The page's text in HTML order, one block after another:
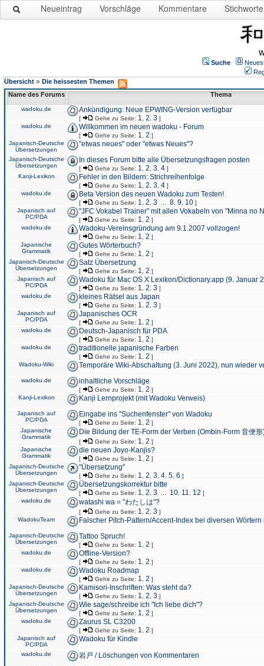
Neueintrag Vorschläge Kommentare Stichworte
Suche
Übersicht » Die heissesten Themen
Name des Forums
Thema
wadoku.de Ankündigung: Neue EPWING-Version verfügbar
[ Gehe zu Seite: 1 2 3 ]
wadoku.de
Willkommen im neuen wadoku - Forum
[ Gehe zu Seite: 1 2 ]
Japanisch-Deutsche
Übersetzungen
"etwas neues" oder "etwas Neues"?
Japanisch-Deutsche
Übersetzungen
In dieses Forum bitte alle Übersetzungsfragen posten
[ Gehe zu Seite: 1 2 3 4 ]
Kanji-Lexikon
Fehler in den Bildern: Strichreihenfolge
[ Gehe zu Seite: 1 2 3 4 ]
wadoku.de
Beta Version des neuen Wadoku zum Testen!
[ Gehe zu Seite: 1 2 3 8 9 10 ]
Japanisch auf
PC/PDA
"JFC Vokabel Trainer" mit allen Vokabeln von "Minna no
[ Gehe zu Seite: 1 2 ]
wadoku.de
Wadoku-Vereinsgründung am 9.1.2007 vollzogen!
[ Gehe zu Seite: 1 2 ]
Japanische
Grammatik
Gutes Wörterbuch?
[ Gehe zu Seite: 1 2 ]
Japanisch-Deutsche
Übersetzungen
Satz Übersetzung
[ Gehe zu Seite: 1 2 ]
Japanisch auf
PC/PDA
Wadoku für Mac OS X Lexikon/Dictionary.app (9. Januar
[ Gehe zu Seite: 1 2 3 ]
wadoku.de
kleines Rätsel aus Japan
[ Gehe zu Seite: 1 2 3 ]
Japanisch auf
PC/PDA
Japanisches OCR
[ Gehe zu Seite: 1 2 ]
wadoku.de
Deutsch-Japanisch für PDA
[ Gehe zu Seite: 1 2 ]
wadoku.de
traditionelle japanische Farben
[ Gehe zu Seite: 1 2 ]
Wadoku-Wiki
Temporäre Wiki-Abschaltung (3. Juni 2022), nun wieder
wadoku.de inhaltliche Vorschläge
[ Gehe zu Seite: 1 2 ]
Kanji-Lexikon
Kanji Lernprojekt (mit Wadoku Verweis)
Japanisch auf
PC/PDA
Eingabe ins "Suchenfenster" von Wadoku
[ Gehe zu Seite: 1 2 ]
Japanische
Grammatik
Die Bildung der TE-Form der Verben (Ombin-Form 音便形
[ Gehe zu Seite: 1 2 ]
Japanische
Grammatik
die neuen Joyo-Kanjis?
[ Gehe zu Seite: 1 2 ]
Japanisch-Deutsche
Übersetzungen
"Übersetzung"
[ Gehe zu Seite: 1 2 3 4 5 6 ]
Japanisch-Deutsche
Übersetzungen
Übersetzungskorrektur bitte
[ Gehe zu Seite: 1 2 3 10 11 12 ]
wadoku.de
watashi wa = "わたしは"?
[ Gehe zu Seite: 1 2 3 ]
WadokuTeam
Falscher Pitch-Pattern/Accent-Index bei diversen
Japanisch-Deutsche
Übersetzungen
Tattoo Spruch!
[ Gehe zu Seite: 1 2 ]
wadoku.de
Offline-Version?
[ Gehe zu Seite: 1 2 ]
wadoku.de
Wadoku Roadmap
[ Gehe zu Seite: 1 2 ]
Japanisch-Deutsche
Übersetzungen
Kamisori-Inschriften: Was steht da?
[ Gehe zu Seite: 1 2 3 ]
Japanisch-Deutsche
Übersetzungen
Wie sage/schreibe ich "Ich liebe dich"?
[ Gehe zu Seite: 1 2 ]
wadoku.de
Zaurus SL C3200
[ Gehe zu Seite: 1 2 ]
Japanisch auf
PC/PDA
Wadoku für Kindle
wadoku.de 岩戸 / Löschungen von Kommentaren